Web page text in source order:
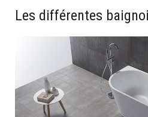
Les différentes